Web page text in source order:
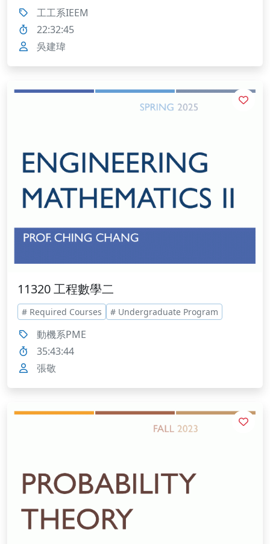
工工系IEEM
22:32:45
吳建瑋
11320 工程數學二
# Required Courses # Undergraduate Program
動機系PME
35:43:44
張敬